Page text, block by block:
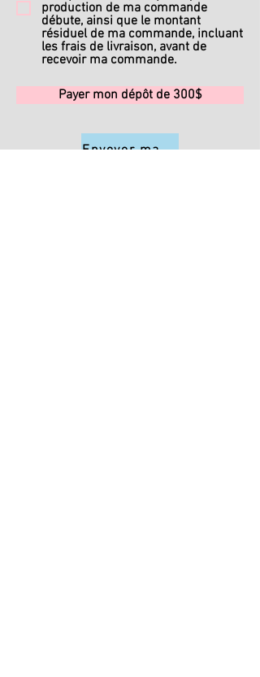
production de ma commande
débute, ainsi que le montant
résiduel de ma commande, incluant
les frais de livraison, avant de
recevoir ma commande.
Payer mon dépôt de 300$
Envoyer ma commande